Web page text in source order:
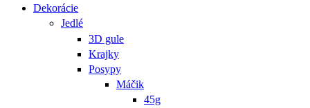
Dekorácie
Jedlé
3D gule
Krajky
Posypy
Máčik
45g